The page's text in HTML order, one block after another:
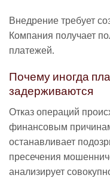
Внедрение требует
Компания получает
платежей.
Почему иногда
задерживаются
Отказ операций
финансовым
останавливает
пресечения
анализирует